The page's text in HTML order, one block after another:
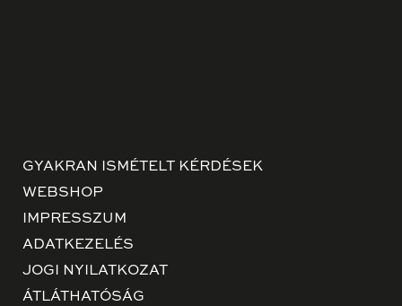
GYAKRAN ISMÉTELT KÉRDÉSEK
WEBSHOP
IMPRESSZUM
ADATKEZELÉS
JOGI NYILATKOZAT
ÁTLÁTHATÓSÁG